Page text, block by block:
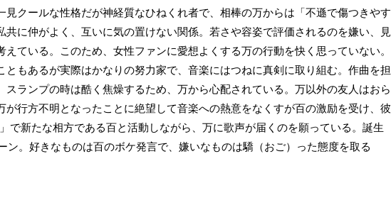
クールな性格だが神経質なひねくれ者で、相棒の万からは「不遜で傷つきやす
に仲がよく、互いに気の置けない関係。若さや容姿で評価されるのを嫌い、見
ている。このため、女性ファンに愛想よくする万の行動を快く思っていない。
もあるが実際はかなりの努力家で、音楽にはつねに真剣に取り組む。作曲を担
ランプの時は酷く焦燥するため、万から心配されている。万以外の友人はおら
行方不明となったことに絶望して音楽への熱意をなくすが百の激励を受け、彼
で新たな相方である百と活動しながら、万に歌声が届くのを願っている。誕生
ン。好きなものは百のボケ発言で、嫌いなものは驕（おご）った態度を取る